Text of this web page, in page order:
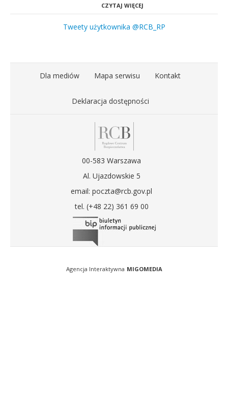
CZYTAJ WIĘCEJ
Tweety użytkownika @RCB_RP
Dla mediów Mapa serwisu Kontakt
Deklaracja dostępności
00-583 Warszawa
Al. Ujazdowskie 5
email: poczta@rcb.gov.pl
tel. (+48 22) 361 69 00
Agencja Interaktywna MIGOMEDIA